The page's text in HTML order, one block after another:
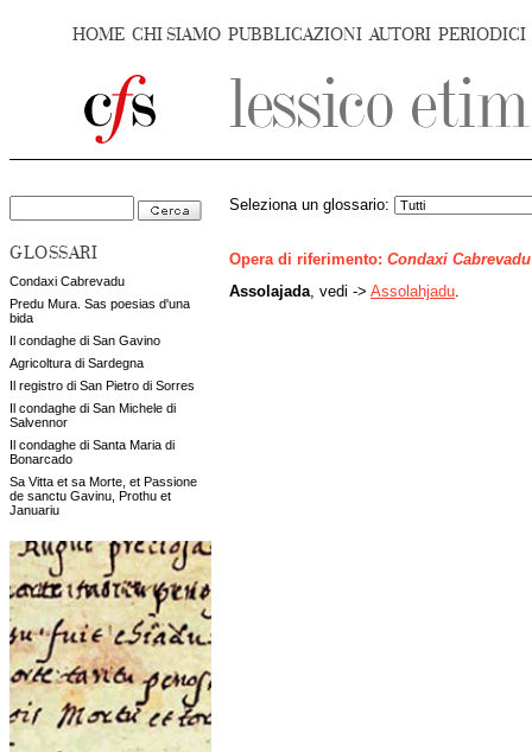
HOME CHI SIAMO PUBBLICAZIONI AUTORI PERIODICI
GLOSSARI
Condaxi Cabrevadu
Predu Mura. Sas poesias d'una
bida
Il condaghe di San Gavino
Agricoltura di Sardegna
Il registro di San Pietro di Sorres
Il condaghe di San Michele di
Salvennor
Il condaghe di Santa Maria di
Bonarcado
Sa Vitta et sa Morte, et Passione
de sanctu Gavinu, Prothu et
Januariu
Seleziona un glossario:
Opera di riferimento: Condaxi Cabrevadu
Assolajada , vedi -> Assolahjadu